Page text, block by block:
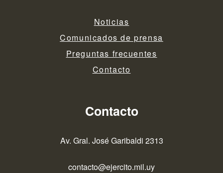
Noticias
Comunicados de prensa
Preguntas frecuentes
Contacto
Contacto
Av. Gral. José Garibaldi 2313
contacto@ejercito.mil.uy